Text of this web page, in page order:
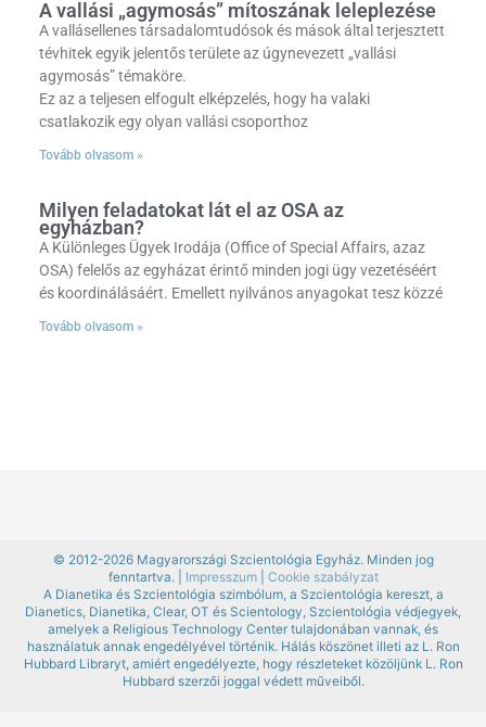
A vallási „agymosás” mítoszának leleplezése
A vallásellenes társadalomtudósok és mások által terjesztett
tévhitek egyik jelentős területe az úgynevezett „vallási
agymosás” témaköre.
Ez az a teljesen elfogult elképzelés, hogy ha valaki
csatlakozik egy olyan vallási csoporthoz
Tovább olvasom »
Milyen feladatokat lát el az OSA az
egyházban?
A Különleges Ügyek Irodája (Office of Special Affairs, azaz
OSA) felelős az egyházat érintő minden jogi ügy vezetéséért
és koordinálásáért. Emellett nyilvános anyagokat tesz közzé
Tovább olvasom »
© 2012-2026 Magyarországi Szcientológia Egyház. Minden jog
fenntartva. |
Impresszum| Cookie szabályzat
A Dianetika és Szcientológia szimbólum, a Szcientológia kereszt, a
Dianetics, Dianetika, Clear, OT és Scientology, Szcientológia védjegyek,
amelyek a Religious Technology Center tulajdonában vannak, és
használatuk annak engedélyével történik. Hálás köszönet illeti az L. Ron
Hubbard Libraryt, amiért engedélyezte, hogy részleteket közöljünk L. Ron
Hubbard szerzői joggal védett műveiből.